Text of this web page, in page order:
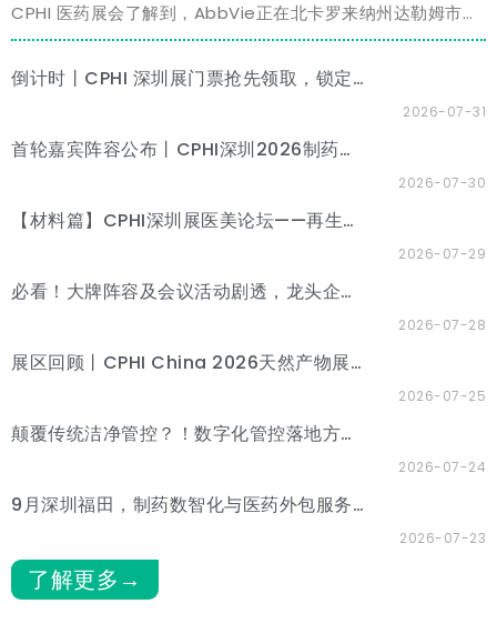
CPHI 医药展会了解到，AbbVie正在北卡罗来纳州达勒姆市建
设一个耗资14亿美元的新生产园区，作为其在美国的小容量注
射剂卓越制造中心。
倒计时丨CPHI 深圳展门票抢先领取，锁定行业风口！
2026-07-31
首轮嘉宾阵容公布丨CPHI深圳2026制药高质量发展大会暨第五届天然产物合成和药物先进制造方法国际研讨会
2026-07-30
【材料篇】CPHI深圳展医美论坛——再生材料与功效护肤分论坛
2026-07-29
必看！大牌阵容及会议活动剧透，龙头企业齐聚CPHI深圳展！
2026-07-28
展区回顾丨CPHI China 2026天然产物展区圆满收官，9月深圳精彩继续
2026-07-25
颠覆传统洁净管控？！数字化管控落地方案，CPHI深圳展一站式解锁
2026-07-24
9月深圳福田，制药数智化与医药外包服务展区焕新来袭，聚焦“AI+CXO”高端生态圈
2026-07-23
了解更多→